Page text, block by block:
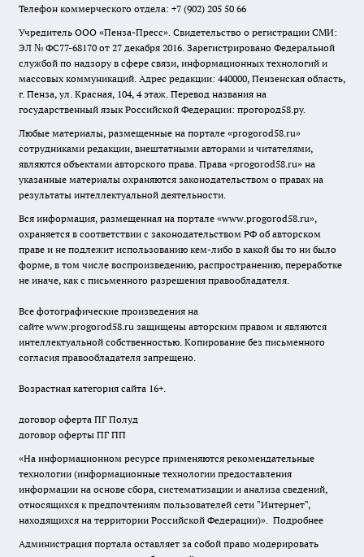
Телефон коммерческого отдела: +7 (902) 205 50 66
Учредитель ООО «Пенза-Пресс». Свидетельство о регистрации СМИ:
ЭЛ № ФС77-68170 от 27 декабря 2016. Зарегистрировано Федеральной
службой по надзору в сфере связи, информационных технологий и
массовых коммуникаций. Адрес редакции: 440000, Пензенская область,
г. Пенза, ул. Красная, 104, 4 этаж. Перевод названия на
государственный язык Российской Федерации: прогород58.ру.
Любые материалы, размещенные на портале «progorod58.ru»
сотрудниками редакции, внештатными авторами и читателями,
являются объектами авторского права. Права «progorod58.ru» на
указанные материалы охраняются законодательством о правах на
результаты интеллектуальной деятельности.
Вся информация, размещенная на портале «www.progorod58.ru»,
охраняется в соответствии с законодательством РФ об авторском
праве и не подлежит использованию кем-либо в какой бы то ни было
форме, в том числе воспроизведению, распространению, переработке
не иначе, как с письменного разрешения правообладателя.
Все фотографические произведения на
сайте www.progorod58.ru защищены авторским правом и являются
интеллектуальной собственностью. Копирование без письменного
согласия правообладателя запрещено.
Возрастная категория сайта 16+.
договор оферта ПГ Полуд
договор оферты ПГ ПП
«На информационном ресурсе применяются рекомендательные
технологии (информационные технологии предоставления
информации на основе сбора, систематизации и анализа сведений,
относящихся к предпочтениям пользователей сети "Интернет",
находящихся на территории Российской Федерации)». Подробнее
Администрация портала оставляет за собой право модерировать